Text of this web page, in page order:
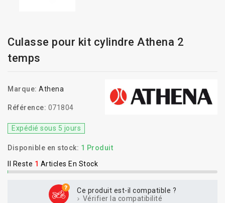
Culasse pour kit cylindre Athena 2
temps
Marque: Athena
Référence: 071804
Expédié sous 5 jours
Disponible en stock: 1 Produit
Il Reste 1 Articles En Stock
Ce produit est-il compatible ?
Vérifier la compatibilité